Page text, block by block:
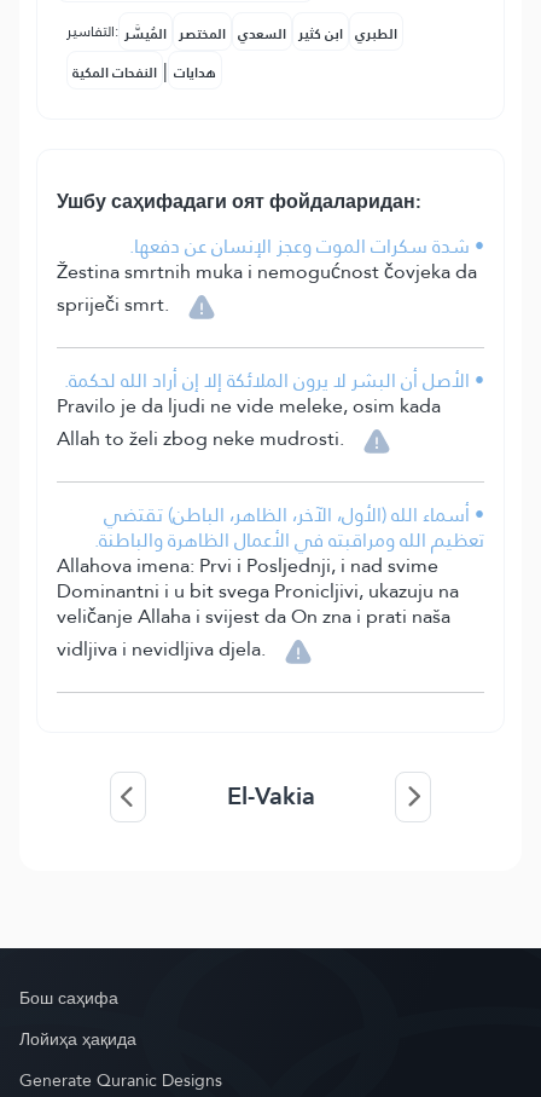
التفاسير: المُيسَّر المختصر السعدي ابن كثير الطبري
النفحات المكية | هدايات
Ушбу саҳифадаги оят фойдаларидан:
• شدة سكرات الموت وعجز الإنسان عن دفعها.
Žestina smrtnih muka i nemogućnost čovjeka da
spriječi smrt.
• الأصل أن البشر لا يرون الملائكة إلا إن أراد الله لحكمة.
Pravilo je da ljudi ne vide meleke, osim kada
Allah to želi zbog neke mudrosti.
• أسماء الله (الأول، الآخر، الظاهر، الباطن) تقتضي
تعظيم الله ومراقبته في الأعمال الظاهرة والباطنة.
Allahova imena: Prvi i Posljednji, i nad svime
Dominantni i u bit svega Pronicljivi, ukazuju na
veličanje Allaha i svijest da On zna i prati naša
vidljiva i nevidljiva djela.
El-Vakia
Бош саҳифа
Лойиҳа ҳақида
Generate Quranic Designs